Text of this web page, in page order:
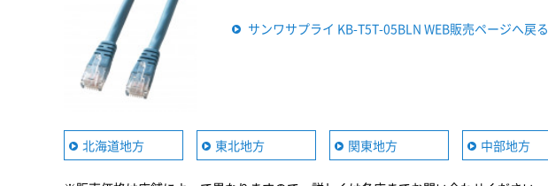
サンワサプライ KB-T5T-05BLN WEB販売ページへ戻る
北海道地方 東北地方 関東地方 中部地方